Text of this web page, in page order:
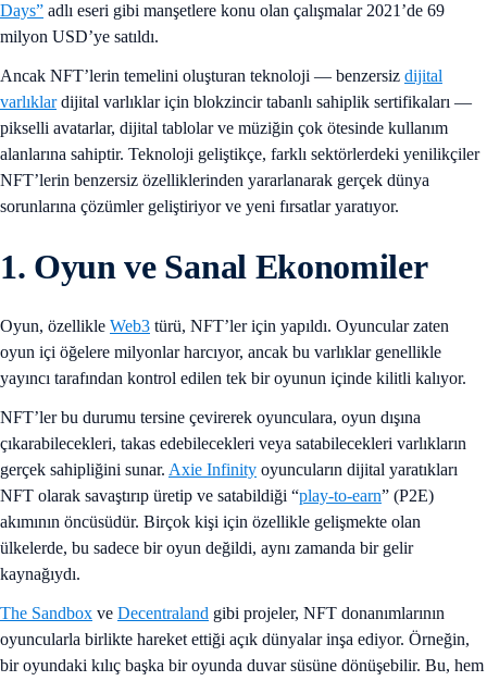
Days” adlı eseri gibi manşetlere konu olan çalışmalar 2021’de 69
milyon USD’ye satıldı.
Ancak NFT’lerin temelini oluşturan teknoloji — benzersiz dijital
varlıklardijital varlıklar için blokzincir tabanlı sahiplik sertifikaları —
pikselli avatarlar, dijital tablolar ve müziğin çok ötesinde kullanım
alanlarına sahiptir. Teknoloji geliştikçe, farklı sektörlerdeki yenilikçiler
NFT’lerin benzersiz özelliklerinden yararlanarak gerçek dünya
sorunlarına çözümler geliştiriyor ve yeni fırsatlar yaratıyor.
1. Oyun ve Sanal Ekonomiler
Oyun, özellikle Web3 türü, NFT’ler için yapıldı. Oyuncular zaten
oyun içi öğelere milyonlar harcıyor, ancak bu varlıklar genellikle
yayıncı tarafından kontrol edilen tek bir oyunun içinde kilitli kalıyor.
NFT’ler bu durumu tersine çevirerek oyunculara, oyun dışına
çıkarabilecekleri, takas edebilecekleri veya satabilecekleri varlıkların
gerçek sahipliğini sunar. Axie Infinity oyuncuların dijital yaratıkları
NFT olarak savaştırıp üretip ve satabildiği “play-to-earn” (P2E)
akımının öncüsüdür. Birçok kişi için özellikle gelişmekte olan
ülkelerde, bu sadece bir oyun değildi, aynı zamanda bir gelir
kaynağıydı.
The Sandbox ve Decentraland gibi projeler, NFT donanımlarının
oyuncularla birlikte hareket ettiği açık dünyalar inşa ediyor. Örneğin,
bir oyundaki kılıç başka bir oyunda duvar süsüne dönüşebilir. Bu, hem